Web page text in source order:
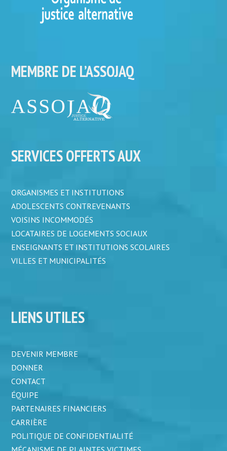
MEMBRE DE L’ASSOJAQ
SERVICES OFFERTS AUX
ORGANISMES ET INSTITUTIONS
ADOLESCENTS CONTREVENANTS
VOISINS INCOMMODÉS
LOCATAIRES DE LOGEMENTS SOCIAUX
ENSEIGNANTS ET INSTITUTIONS SCOLAIRES
VILLES ET MUNICIPALITÉS
LIENS UTILES
DEVENIR MEMBRE
DONNER
CONTACT
ÉQUIPE
PARTENAIRES FINANCIERS
CARRIÈRE
POLITIQUE DE CONFIDENTIALITÉ